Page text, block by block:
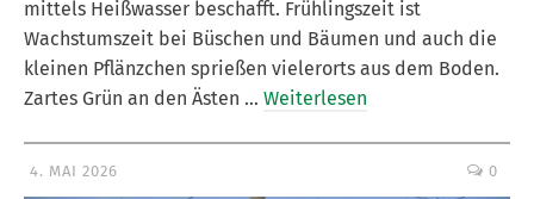
mittels Heißwasser beschafft. Frühlingszeit ist
Wachstumszeit bei Büschen und Bäumen und auch die
kleinen Pflänzchen sprießen vielerorts aus dem Boden.
Zartes Grün an den Ästen … Weiterlesen
4. MAI 2026 0